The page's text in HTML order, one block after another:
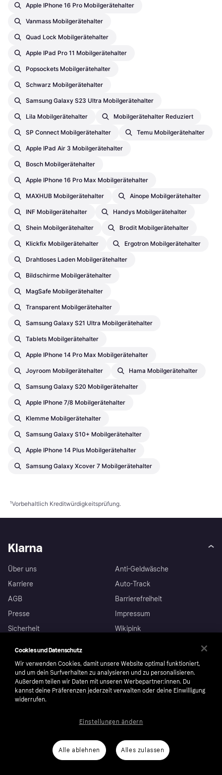
Apple IPhone 16 Pro Mobilgerätehalter
Vanmass Mobilgerätehalter
Quad Lock Mobilgerätehalter
Apple IPad Pro 11 Mobilgerätehalter
Popsockets Mobilgerätehalter
Schwarz Mobilgerätehalter
Samsung Galaxy S23 Ultra Mobilgerätehalter
Lila Mobilgerätehalter Mobilgerätehalter Reduziert
SP Connect Mobilgerätehalter Temu Mobilgerätehalter
Apple IPad Air 3 Mobilgerätehalter
Bosch Mobilgerätehalter
Apple IPhone 16 Pro Max Mobilgerätehalter
MAXHUB Mobilgerätehalter Ainope Mobilgerätehalter
INF Mobilgerätehalter Handys Mobilgerätehalter
Shein Mobilgerätehalter Brodit Mobilgerätehalter
Klickfix Mobilgerätehalter Ergotron Mobilgerätehalter
Drahtloses Laden Mobilgerätehalter
Bildschirme Mobilgerätehalter
MagSafe Mobilgerätehalter
Transparent Mobilgerätehalter
Samsung Galaxy S21 Ultra Mobilgerätehalter
Tablets Mobilgerätehalter
Apple IPhone 14 Pro Max Mobilgerätehalter
Joyroom Mobilgerätehalter Hama Mobilgerätehalter
Samsung Galaxy S20 Mobilgerätehalter
Apple IPhone 7/8 Mobilgerätehalter
Klemme Mobilgerätehalter
Samsung Galaxy S10+ Mobilgerätehalter
Apple IPhone 14 Plus Mobilgerätehalter
Samsung Galaxy Xcover 7 Mobilgerätehalter
¹Vorbehaltlich Kreditwürdigkeitsprüfung.
Klarna
Über uns
Karriere
AGB
Presse
Sicherheit
Weiterverkaufen
Anti-Geldwäsche
Auto-Track
Barrierefreiheit
Impressum
Wikipink
Behörden
Corporate governance
Privat
Mit Klarna einkaufen
Beschwerden
Sicher shoppen mit Klarna
Festgeld
Händlersupport
Entwicklerseite
Cookies und Datenschutz
Wir verwenden Cookies, damit unsere Website optimal funktioniert,
und um dein Surfverhalten zu analysieren und zu personalisieren.
Außerdem teilen wir Daten mit unseren Werbepartner:innen. Du
kannst deine Präferenzen jederzeit verwalten oder deine Einwilligung
widerrufen.
Alle ablehnen Alles zulassen
Einstellungen ändern